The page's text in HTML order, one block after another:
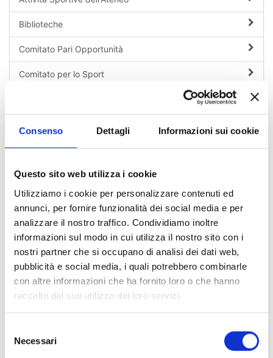
Consenso Dettagli Informazioni sui cookie
Questo sito web utilizza i cookie
Utilizziamo i cookie per personalizzare contenuti ed
annunci, per fornire funzionalità dei social media e per
analizzare il nostro traffico. Condividiamo inoltre
informazioni sul modo in cui utilizza il nostro sito con i
nostri partner che si occupano di analisi dei dati web,
pubblicità e social media, i quali potrebbero combinarle
con altre informazioni che ha fornito loro o che hanno
raccolto dal suo utilizzo dei loro servizi.
delNecessari
Biblioteche
Comitato Pari Opportunità
Comitato per lo Sport
Gestione Edifici, Impianti e Campus
International Relations
Laboratori di informatica
Numero Verde
Orientamento
Servizi per il superamento della disabilità